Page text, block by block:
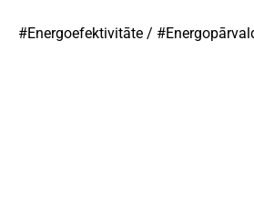
#Energoefektivitāte /